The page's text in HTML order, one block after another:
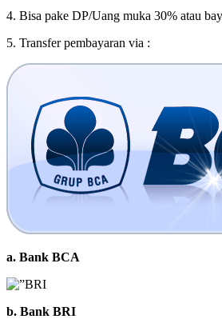
4. Bisa pake DP/Uang muka 30% atau
5. Transfer pembayaran via :
a. Bank BCA
b. Bank BRI